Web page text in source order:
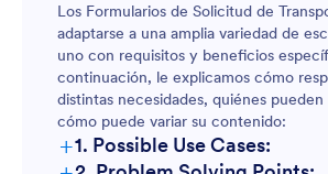
Los Formularios de Solicitud de
adaptarse a una amplia variedad de
uno con requisitos y beneficios
continuación, le explicamos cómo
distintas necesidades, quiénes
cómo puede variar su contenido:
+1. Possible Use Cases: